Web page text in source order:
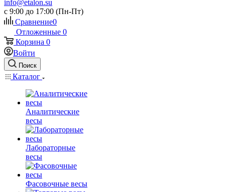
info@etalon.su
c 9:00 до 17:00 (Пн-Пт)
Сравнение0
Отложенные 0
Корзина 0
Войти
Поиск
Каталог
Аналитические
весы
Лабораторные
весы
Фасовочные весы